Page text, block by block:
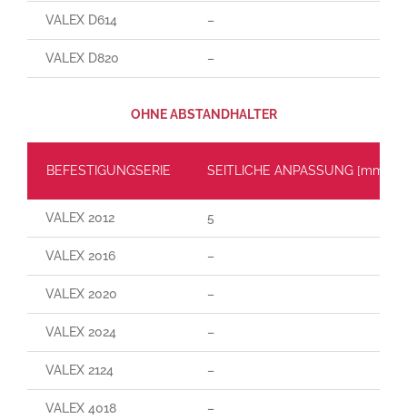
VALEX D614 –
VALEX D820 –
OHNE ABSTANDHALTER
BEFESTIGUNGSERIE SEITLICHE ANPASSUNG [mm]
VALEX 2012 5
VALEX 2016 –
VALEX 2020 –
VALEX 2024 –
VALEX 2124 –
VALEX 4018 –